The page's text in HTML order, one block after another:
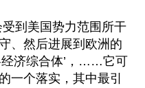
到美国势力范围所干
、然后进展到欧洲的
经济综合体’，……它可
一个落实，其中最引